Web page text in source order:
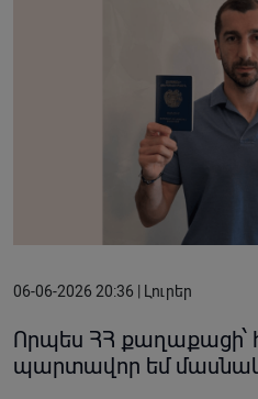
06-06-2026 20:36 | Լուրեր
Որպես ՀՀ քաղաքացի՝
պարտավոր եմ